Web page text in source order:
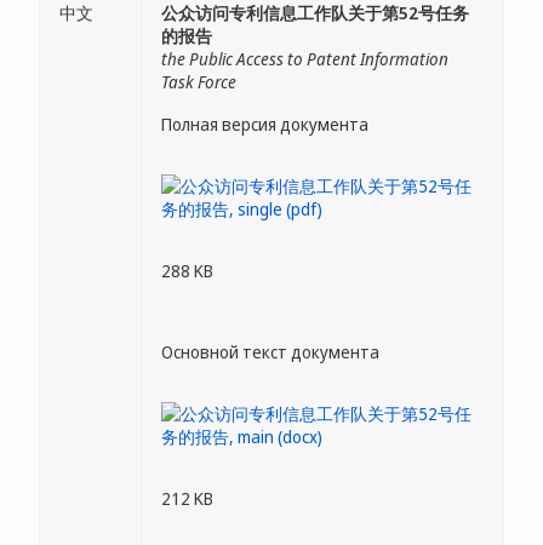
中文
公众访问专利信息工作队关于第52号任务
的报告
the Public Access to Patent Information
Task Force
Полная версия документа
288 KB
Основной текст документа
212 KB